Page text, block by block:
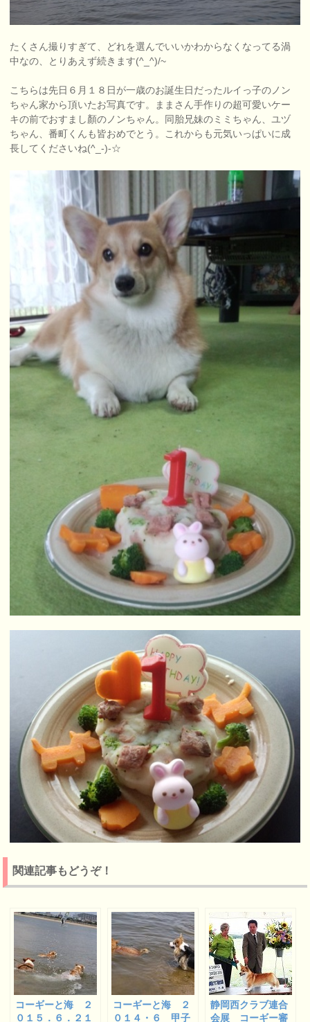
たくさん撮りすぎて、どれを選んでいいかわからなくなってる渦
中なの、とりあえず続きます(^_^)/~
こちらは先日６月１８日が一歳のお誕生日だったルイっ子のノン
ちゃん家から頂いたお写真です。ままさん手作りの超可愛いケー
キの前でおすまし顏のノンちゃん。同胎兄妹のミミちゃん、ユヅ
ちゃん、番町くんも皆おめでとう。これからも元気いっぱいに成
長してくださいね(^_-)-☆
関連記事もどうぞ！
コーギーと海 ２
０１５．６．２１
コーギーと海 ２
０１４・６ 甲子
静岡西クラブ連合
会展 コーギー審